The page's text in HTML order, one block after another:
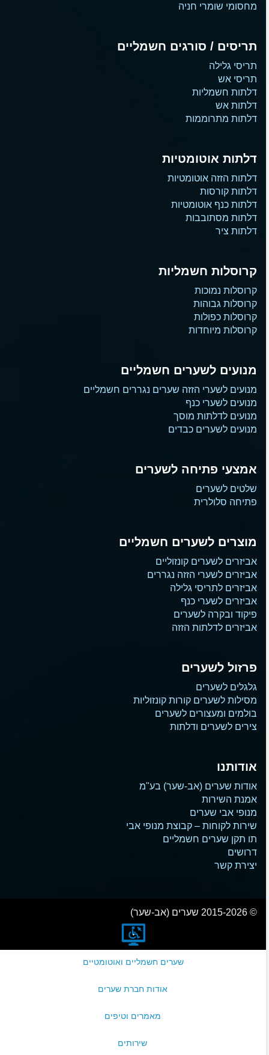
מחסומי שומרי חניה
תריסים / סורגים חשמליים
תריסי גלילה
תריסי אש
דלתות חשמליות
דלתות אש
דלתות מתרוממות
דלתות אוטומטיות
דלתות הזזה אוטומטיות
דלתות קורסות
דלתות כנף אוטומטיות
דלתות מסתובבות
דלתות ציר
קרוסלות חשמליות
קרוסלות נמוכות
קרוסלות גבוהות
קרוסלות כפולות
קרוסלות מיוחדות
מנועים לשערים חשמליים
מנועים לשערי הזזה שערים נגררים חשמליים
מנועים לשערי כנף
מנועים לדלתות מוסך
מנועים לשערים כבדים
אמצעי פתיחה לשערים
שלטים לשערים
פתיחה סלולרית
מוצרים לשערים חשמליים
אביזרים לשערים קונזוליים
אביזרים לשערי הזזה נגררים
אביזרים לתריסי גלילה
אביזרים לשערי כנף
פיקוד ובקרה לשערים
אביזרים לדלתות הזזה
פרזול לשערים
גלגלים לשערים
מסילות לשערים קורות קונזוליות
בולמים ומעצורים לשערים
צירים לשערים ודלתות
אודותנו
אודות שערים (אב-שער) בע"מ
אמנת השירות
מנופי אבי שערים
שירות לקוחות – קבוצת מנופי אבי
תו תקן שערים חשמליים
דרושים
יצירת קשר
© 2015-2026 שערים (אב-שער)
שערים חשמליים ואוטומטיים
אודות חברת שערים
מאמרים וטיפים
שירותים